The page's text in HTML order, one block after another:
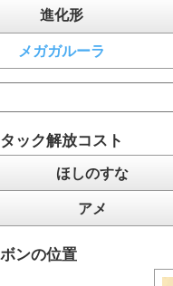
進化形
メガガルーラ
ック解放コスト
ほしのすな
アメ
ンの位置